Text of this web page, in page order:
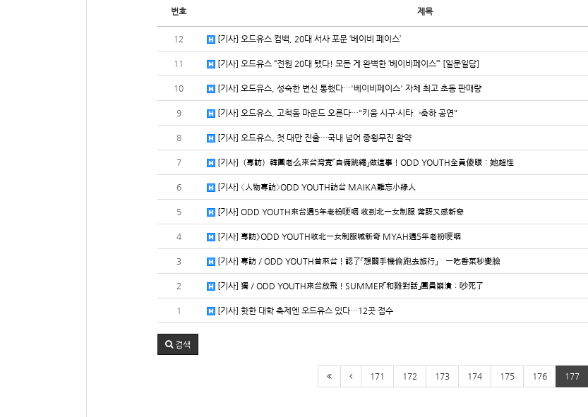
번호 제목
12 [기사] 오드유스 컴백, 20대 서사 포문 ‘베이비 페이스’
11 [기사] 오드유스 “전원 20대 됐다! 모든 게 완벽한 ‘베이비페이스’” [일문일답]
10 [기사] 오드유스, 성숙한 변신 통했다…'베이비페이스' 자체 최고 초동 판매량
9 [기사] 오드유스, 고척돔 마운드 오른다…"키움 시구·시타→축하 공연"
8 [기사] 오드유스, 첫 대만 진출…국내 넘어 종횡무진 활약
7 [기사]（專訪）韓團老么來台灣竟「自備跳繩」做這事！ODD YOUTH全員傻眼：她超怪
6 [기사] 〈人物專訪〉ODD YOUTH訪台 MAIKA難忘小綠人
5 [기사] ODD YOUTH來台遇5年老粉哽咽 收到北一女制服 驚訝又感新奇
4 [기사] 專訪》ODD YOUTH收北一女制服喊新奇 MYAH遇5年老粉哽咽
3 [기사] 專訪／ODD YOUTH首來台！認了「想關手機偷跑去旅行」 一吃香菜秒變臉
2 [기사] 獨／ODD YOUTH來台放飛！SUMMER「和雞對話」團員崩潰：吵死了
1 [기사] 핫한 대학 축제엔 오드유스 있다…12곳 접수
검색
171 172 173 174 175 176 177